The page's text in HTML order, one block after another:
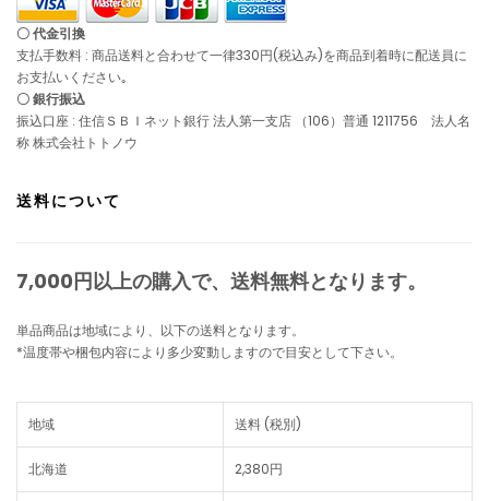
〇 代金引換
支払手数料 : 商品送料と合わせて一律330円(税込み)を商品到着時に配送員に
お支払いください｡
〇 銀行振込
振込口座 : 住信ＳＢＩネット銀行 法人第一支店 （106）普通 1211756 法人名
称 株式会社トトノウ
送料について
7,000円以上の購入で、 送料無料となります。
単品商品は地域により、以下の送料となります。
*温度帯や梱包内容により多少変動しますので目安として下さい。
地域 送料 (税別)
北海道 2,380円